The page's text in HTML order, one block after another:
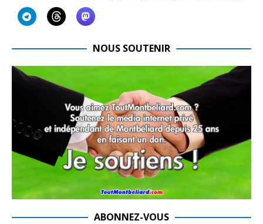
NOUS SOUTENIR
ABONNEZ-VOUS